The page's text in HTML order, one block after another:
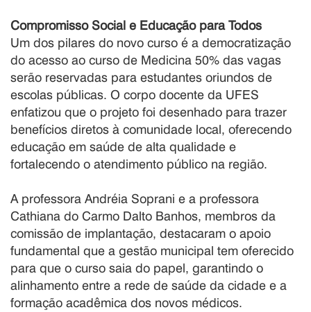
Compromisso Social e Educação para Todos
Um dos pilares do novo curso é a democratização
do acesso ao curso de Medicina 50% das vagas
serão reservadas para estudantes oriundos de
escolas públicas. O corpo docente da UFES
enfatizou que o projeto foi desenhado para trazer
benefícios diretos à comunidade local, oferecendo
educação em saúde de alta qualidade e
fortalecendo o atendimento público na região.
A professora Andréia Soprani e a professora
Cathiana do Carmo Dalto Banhos, membros da
comissão de implantação, destacaram o apoio
fundamental que a gestão municipal tem oferecido
para que o curso saia do papel, garantindo o
alinhamento entre a rede de saúde da cidade e a
formação acadêmica dos novos médicos.